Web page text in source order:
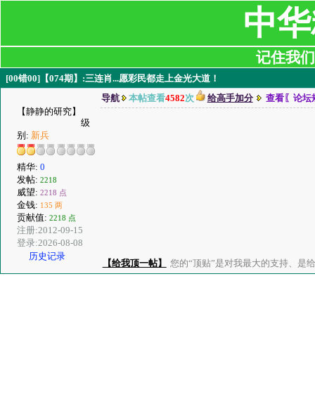
中
记住我
[00错00]【074期】:三连肖...愿彩民都走上金光大道！
【静静的研究】
级
别: 新兵
精华: 0
发帖: 2218
威望: 2218 点
金钱: 135 两
贡献值: 2218 点
注册:2012-09-15
登录:2026-08-08
历史记录
导航 本帖查看4582次 给高手加分 查看〖论坛
【给我顶一帖】 您的“顶贴”是对我最大的支持、是